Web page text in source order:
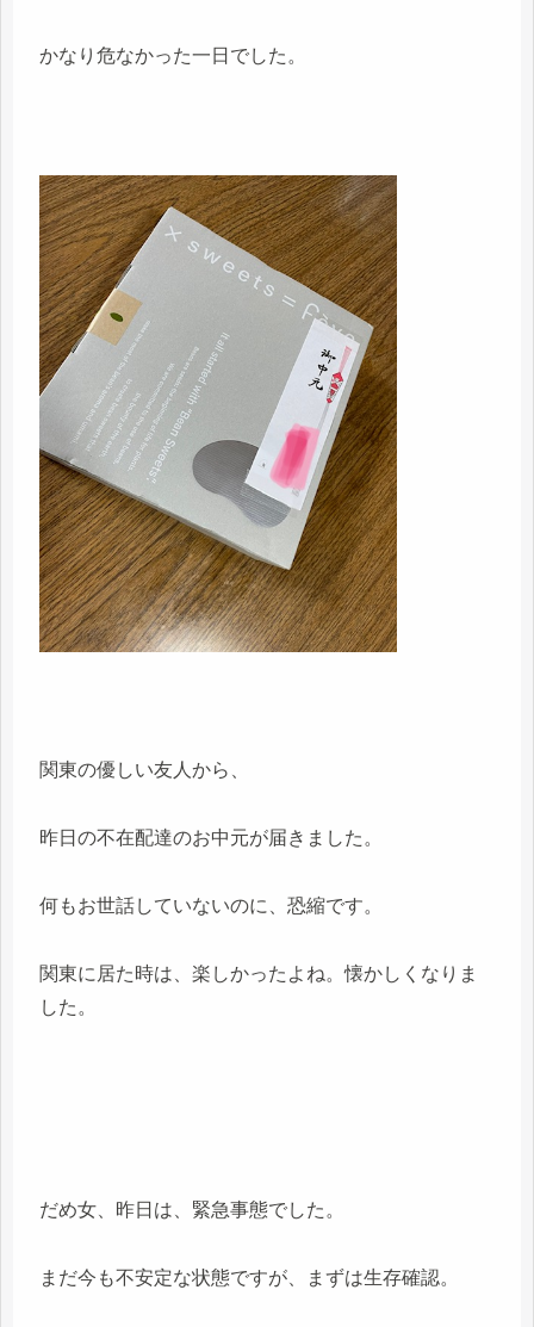
かなり危なかった一日でした。
関東の優しい友人から、
昨日の不在配達のお中元が届きました。
何もお世話していないのに、恐縮です。
関東に居た時は、楽しかったよね。懐かしくなりま
した。
だめ女、昨日は、緊急事態でした。
まだ今も不安定な状態ですが、まずは生存確認。